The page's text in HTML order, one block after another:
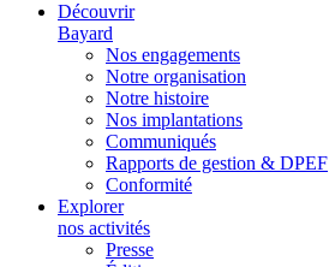
Découvrir
Bayard
Nos engagements
Notre organisation
Notre histoire
Nos implantations
Communiqués
Rapports de gestion & DPEF
Conformité
Explorer
nos activités
Presse